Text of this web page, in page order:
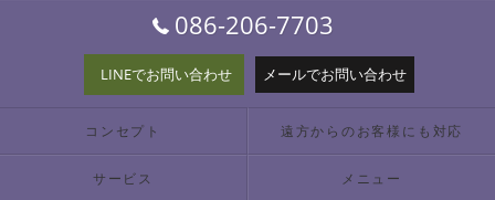
086-206-7703
LINEでお問い合わせ メールでお問い合わせ
コンセプト 遠方からのお客様にも対応
サービス メニュー